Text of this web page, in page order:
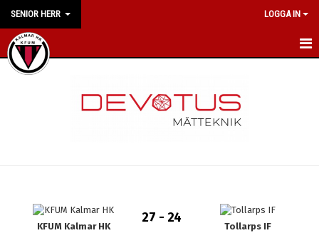
SENIOR HERR LOGGA IN
HEM
BILDGALLERIKFUM Kalmar HK
27 - 24
Tollarps IF